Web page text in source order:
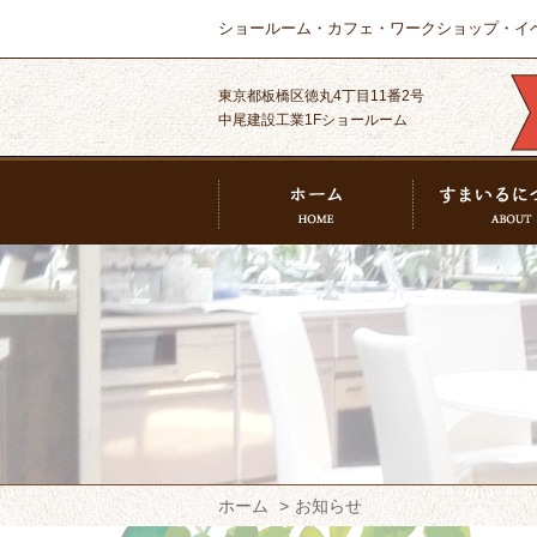
ショールーム・カフェ・ワークショップ・イ
東京都板橋区徳丸4丁目11番2号
中尾建設工業1Fショールーム
ホーム お知らせ